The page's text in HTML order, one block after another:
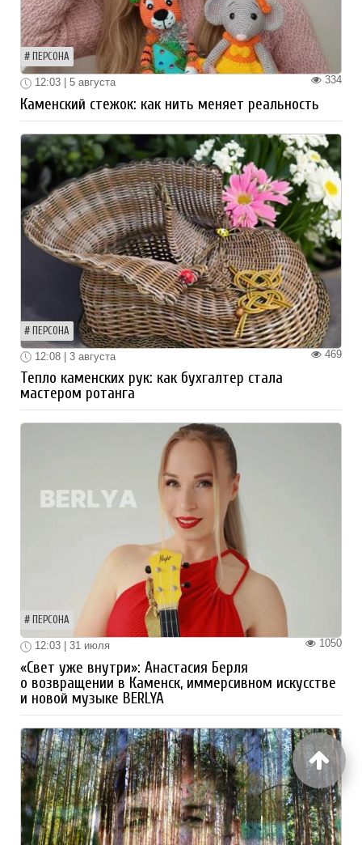
ПЕРСОНА
334
12:03 | 5 августа
Каменский стежок: как нить меняет реальность
ПЕРСОНА
469
12:08 | 3 августа
Тепло каменских рук: как бухгалтер стала
мастером ротанга
ПЕРСОНА
1050
12:03 | 31 июля
«Свет уже внутри»: Анастасия Берля
о возвращении в Каменск, иммерсивном искусстве
и новой музыке BERLYA